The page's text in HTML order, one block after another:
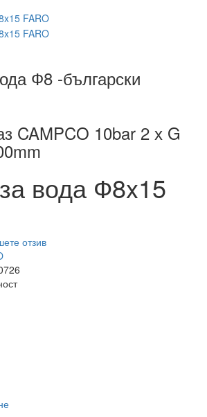
Ф8 -български
CAMPCO 10bar 2 х G
вода Ф8x15
отзив